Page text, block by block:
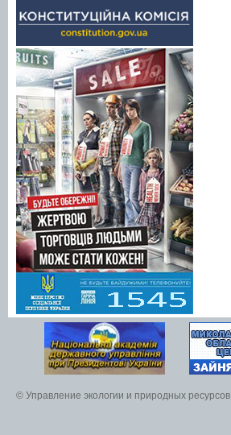
© Управление экологии и природных